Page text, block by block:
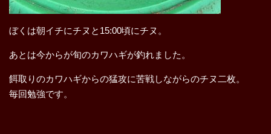
ぼくは朝イチにチヌと15:00頃にチヌ。
あとは今からが旬のカワハギが釣れました。
餌取りのカワハギからの猛攻に苦戦しながらのチヌ二枚。
毎回勉強です。